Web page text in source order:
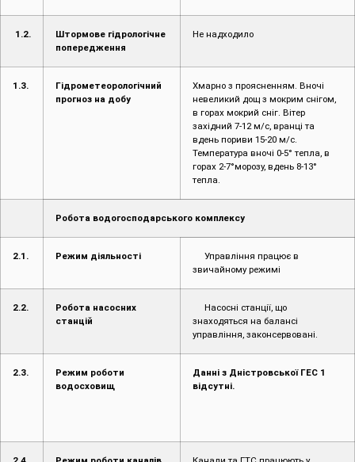
1.2.
Штормове гідрологічне
попередження
Не надходило
1.3.
Гідрометеорологічний
прогноз на добу
Хмарно з проясненням. Вночі
невеликий дощ з мокрим снігом,
в горах мокрий сніг. Вітер
західний 7-12 м/с, вранці та
вдень пориви 15-20 м/с.
Температура вночі 0-5° тепла, в
горах 2-7°морозу, вдень 8-13°
тепла.
Робота водогосподарського комплексу
2.1. Режим діяльності
Управління працює в
звичайному режимі
2.2.
Робота насосних
станцій
Насосні станції, що
знаходяться на балансі
управління, законсервовані.
2.3.
Режим роботи
водосховищ
Данні з Дністровської ГЕС 1
відсутні.